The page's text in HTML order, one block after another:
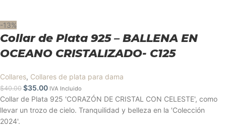
-13%
Collar de Plata 925 – BALLENA EN
OCEANO CRISTALIZADO- C125
Collares, Collares de plata para dama
$40.00 $35.00 IVA Incluido
Collar de Plata 925 'CORAZÓN DE CRISTAL CON CELESTE', como
llevar un trozo de cielo. Tranquilidad y belleza en la 'Colección
2024'.